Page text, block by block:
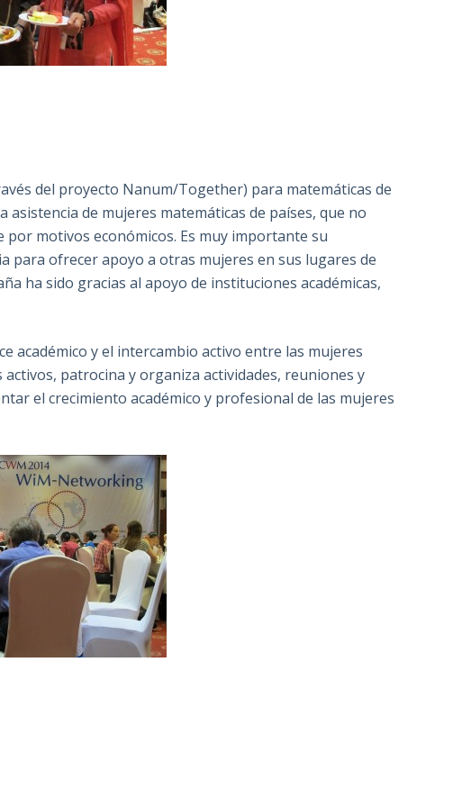
del proyecto Nanum/Together) para matemáticas de
de mujeres matemáticas de países, que no
motivos económicos. Es muy importante su
para ofrecer apoyo a otras mujeres en sus lugares de
ha sido gracias al apoyo de instituciones académicas,
académico y el intercambio activo entre las mujeres
patrocina y organiza actividades, reuniones y
el crecimiento académico y profesional de las mujeres